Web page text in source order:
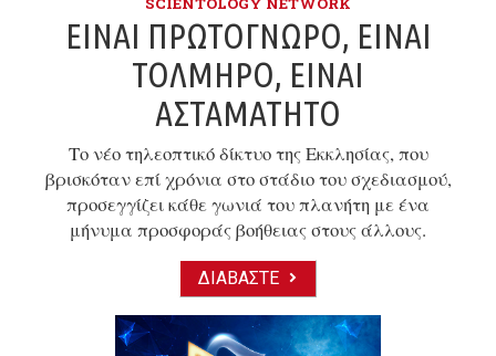
ΕΊΝΑΙ ΠΡΩΤΌΓΝΩΡΟ, ΕΊΝΑΙ
ΤΟΛΜΗΡΌ, ΕΊΝΑΙ
ΑΣΤΑΜΆΤΗΤΟ
Το νέο τηλεοπτικό δίκτυο της Εκκλησίας, που
βρισκόταν επί χρόνια στο στάδιο του σχεδιασμού,
προσεγγίζει κάθε γωνιά του πλανήτη με ένα
μήνυμα προσφοράς βοήθειας στους άλλους.
ΔΙΑΒΆΣΤΕ